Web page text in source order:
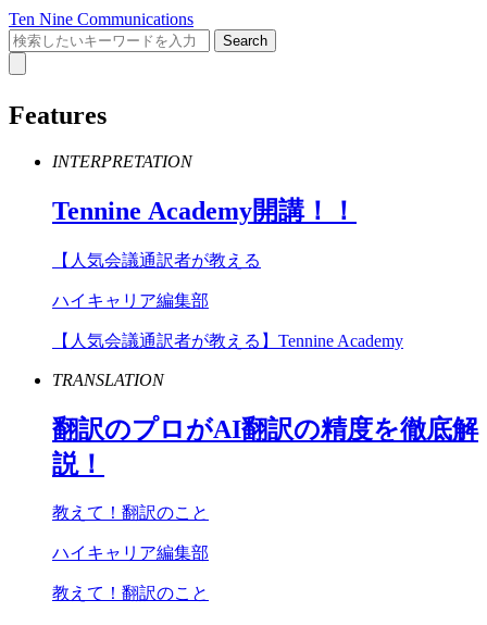
Ten Nine Communications
Features
INTERPRETATION
Tennine Academy開講！！
【人気会議通訳者が教える
ハイキャリア編集部
【人気会議通訳者が教える】Tennine Academy
TRANSLATION
翻訳のプロがAI翻訳の精度を徹底解
説！
教えて！翻訳のこと
ハイキャリア編集部
教えて！翻訳のこと